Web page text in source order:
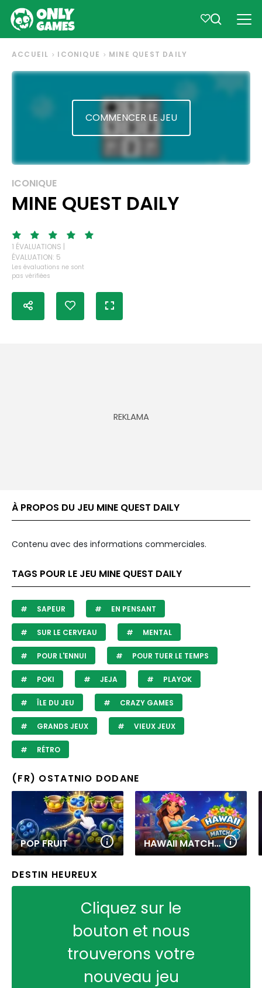
ACCUEIL ICONIQUE MINE QUEST DAILY
COMMENCER LE JEU
ICONIQUE
MINE QUEST DAILY
1 ÉVALUATIONS |
ÉVALUATION: 5
Les évaluations ne sont
pas vérifiées
À PROPOS DU JEU MINE QUEST DAILY
Contenu avec des informations commerciales.
TAGS POUR LE JEU MINE QUEST DAILY
SAPEUR EN PENSANT
SUR LE CERVEAU MENTAL
POUR L'ENNUI POUR TUER LE TEMPS
POKI JEJA PLAYOK
ÎLE DU JEU CRAZY GAMES
GRANDS JEUX VIEUX JEUX
RÉTRO
(FR) OSTATNIO DODANE
POP FRUIT HAWAII MATCH 6
DESTIN HEUREUX
Cliquez sur le
bouton et nous
trouverons votre
nouveau jeu